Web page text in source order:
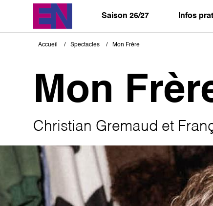
Saison 26/27 Infos
Fil
Accueil Spectacles Mon Frère
Mon
Christian Gremaud et
Image